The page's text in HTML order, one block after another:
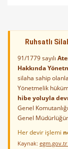
Ruhsatlı
91/1779 sayılı
Hakkında
silaha sahip
Yönetmelik
hibe yoluyla
Genel
Genel
Her devir işlemi
Kaynak: